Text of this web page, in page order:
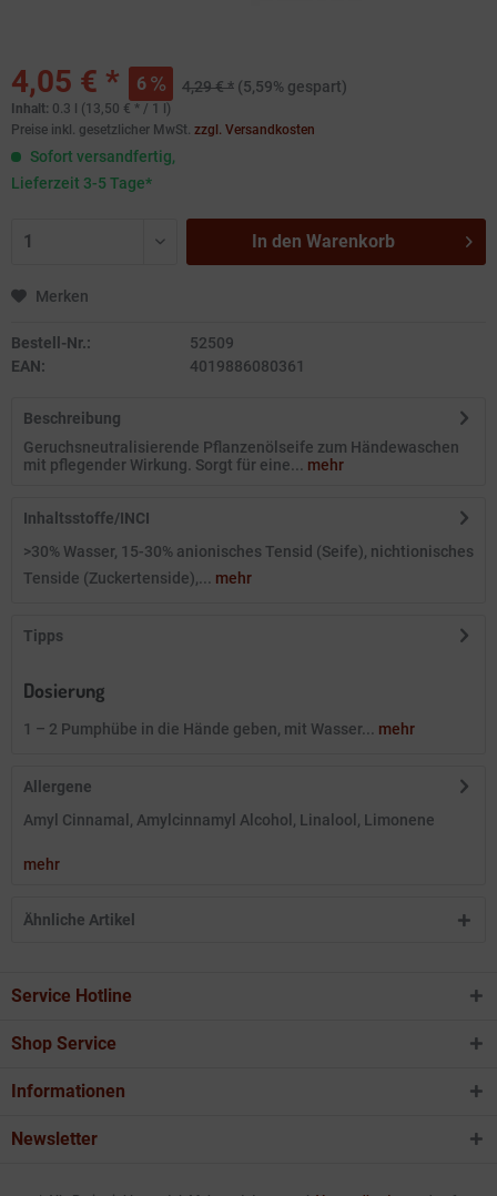
4,05 € * 6 4,29 € * (5,59% gespart)
Inhalt: 0.3 l (13,50 € * / 1 l)
Preise inkl. gesetzlicher MwSt. zzgl. Versandkosten
Sofort versandfertig,
Lieferzeit 3-5 Tage*
In den Warenkorb
Merken
Bestell-Nr.:
52509
EAN:
4019886080361
Beschreibung
Geruchsneutralisierende Pflanzenölseife zum Händewaschen
mit pflegender Wirkung. Sorgt für eine... mehr
Inhaltsstoffe/INCI
>30% Wasser, 15-30% anionisches Tensid (Seife), nichtionisches
Tenside (Zuckertenside),... mehr
Tipps
Dosierung
1 – 2 Pumphübe in die Hände geben, mit Wasser... mehr
Allergene
Amyl Cinnamal, Amylcinnamyl Alcohol, Linalool, Limonene
mehr
Ähnliche Artikel
Service Hotline
Shop Service
Informationen
Newsletter